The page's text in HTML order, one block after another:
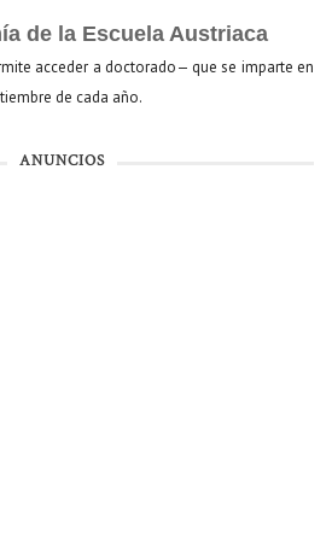
de la Escuela Austriaca
acceder a doctorado— que se imparte en
de cada año.
ANUNCIOS